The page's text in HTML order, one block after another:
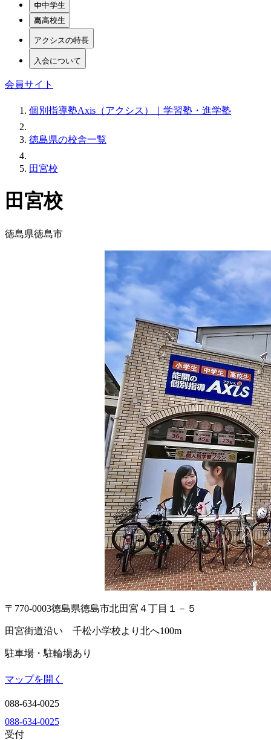
中学生
高校生
アクシスの特長
入会について
会員サイト
個別指導塾Axis（アクシス）｜学習塾・進学塾
徳島県の校舎一覧
田宮校
田宮校
徳島県徳島市
〒770-0003徳島県徳島市北田宮４丁目１－５
田宮街道沿い 千松小学校より北へ100m
駐車場・駐輪場あり
マップを開く
088-634-0025
088-634-0025
受付